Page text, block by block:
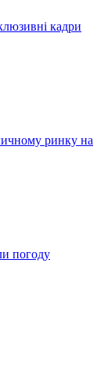
кадри
ринку на
погоду